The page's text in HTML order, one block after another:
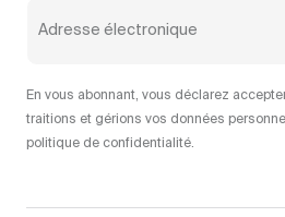
En vous abonnant, vous déclarez
traitions et gérions vos données
politique de confidentialité.